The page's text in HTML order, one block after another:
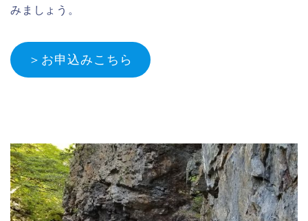
みましょう。
＞お申込みこちら